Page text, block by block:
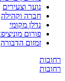
נוער וצעירים
חברה וקהילה
נדלן מקומי
פורום מוניציפאלי
זמזום הדבורה